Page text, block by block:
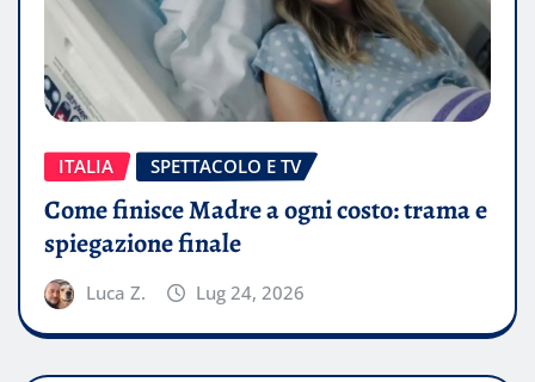
ITALIA SPETTACOLO E TV
Come finisce Madre a ogni costo: trama e
spiegazione finale
Luca Z. Lug 24, 2026